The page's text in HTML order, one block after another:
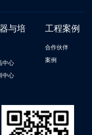
与培
中心
中心
工程案例
合作伙伴
案例